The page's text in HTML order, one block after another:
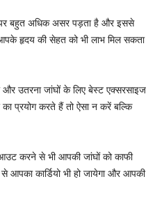
बहुत अधिक असर पड़ता है और इससे
हृदय की सेहत को भी लाभ मिल सकता
और उतरना जांघों के लिए बेस्ट एक्सरसाइज
प्रयोग करते हैं तो ऐसा न करें बल्कि
करने से भी आपकी जांघों को काफी
आपका कार्डियो भी हो जायेगा और आपकी